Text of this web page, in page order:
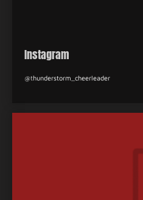
Instagram
@thunderstorm_cheerleader